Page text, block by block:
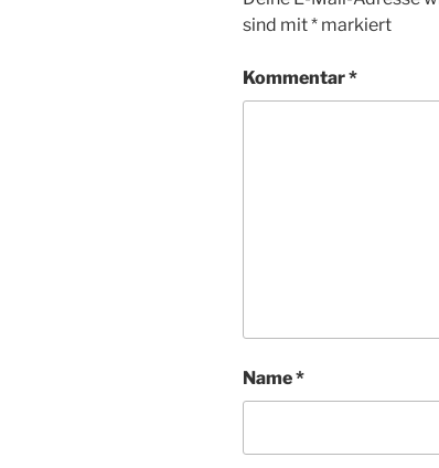
sind mit* markiert
Kommentar*
Name*